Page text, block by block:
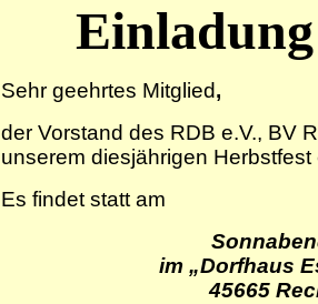
Sehr geehrtes Mitglied,
der Vorstand des RDB e.V., BV
unserem diesjährigen Herbstfest
Es findet statt am
im „Dorfhaus
45665